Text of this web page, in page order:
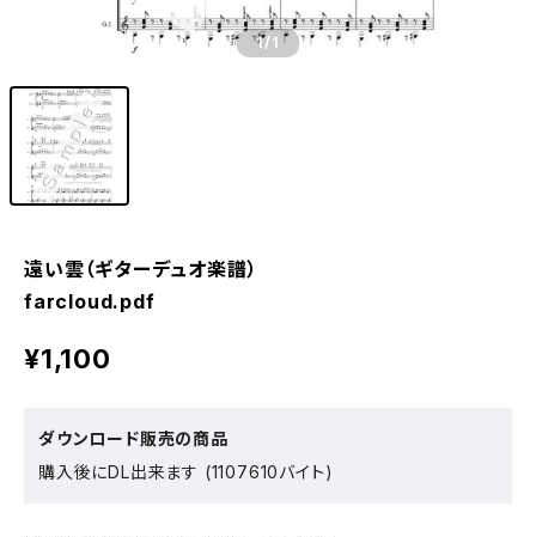
1/1
遠い雲（ギターデュオ楽譜）
farcloud.pdf
¥1,100
ダウンロード販売の商品
購入後にDL出来ます (1107610バイト)